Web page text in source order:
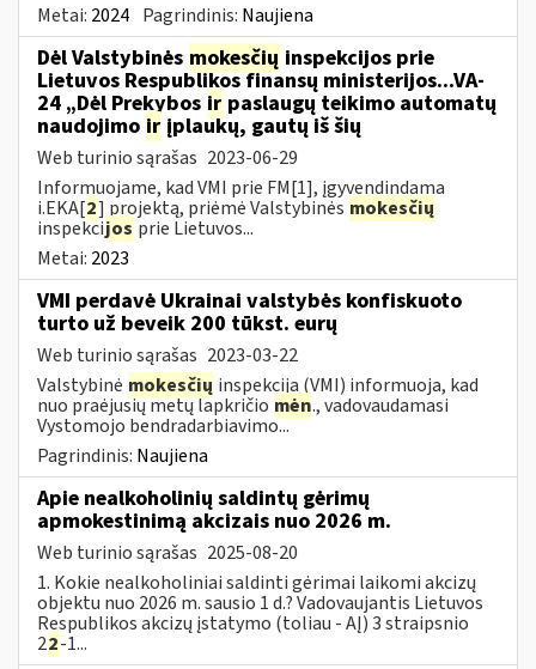
Metai: 2024 Pagrindinis: Naujiena
Dėl Valstybinės mokesčių inspekcijos prie
Lietuvos Respublikos finansų ministerijos...VA-
24 „Dėl Prekybos ir paslaugų teikimo automatų
naudojimo ir įplaukų, gautų iš šių
Web turinio sąrašas 2023-06-29
Informuojame, kad VMI prie FM[1], įgyvendindama
i.EKA[2] projektą, priėmė Valstybinės mokesčių
inspekcijos prie Lietuvos...
Metai: 2023
VMI perdavė Ukrainai valstybės konfiskuoto
turto už beveik 200 tūkst. eurų
Web turinio sąrašas 2023-03-22
Valstybinė mokesčių inspekcija (VMI) informuoja, kad
nuo praėjusių metų lapkričio mėn., vadovaudamasi
Vystomojo bendradarbiavimo...
Pagrindinis: Naujiena
Apie nealkoholinių saldintų gėrimų
apmokestinimą akcizais nuo 2026 m.
Web turinio sąrašas 2025-08-20
1. Kokie nealkoholiniai saldinti gėrimai laikomi akcizų
objektu nuo 2026 m. sausio 1 d.? Vadovaujantis Lietuvos
Respublikos akcizų įstatymo (toliau - AĮ) 3 straipsnio
22-1...